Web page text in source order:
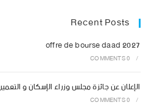
Recent Posts
offre de bourse daad 2027
/
0 COMMENTS
الإعلان عن جائزة مجلس وزراء الإسكان و التعمير
/
0 COMMENTS